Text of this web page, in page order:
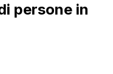
persone in